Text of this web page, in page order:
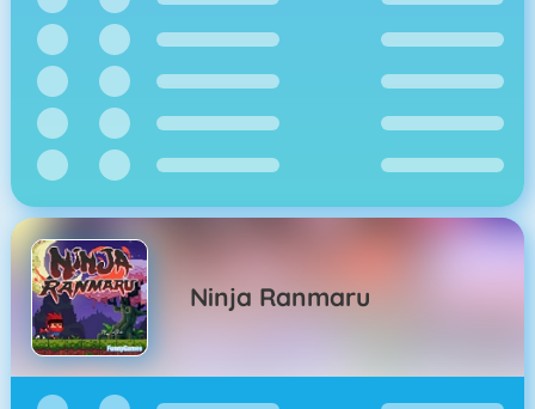
Ninja Ranmaru